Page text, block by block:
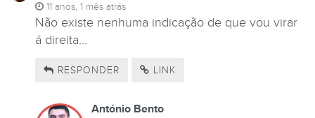
11 anos, 1 mês atrás
Não existe nenhuma indicação de que vou virar
á direita...
RESPONDER LINK
António Bento